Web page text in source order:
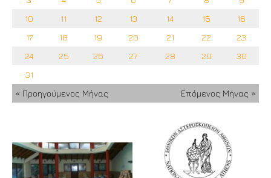
10
11 12 13 14 15
16
17
18 19 20 21 22
23
24
25 26 27 28 29
30
31
« Προηγούμενος Μήνας
Επόμενος Μήνας »